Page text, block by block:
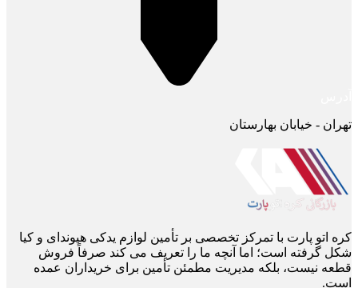
تهران - خیابان بهارستان
کره اتو پارت با تمرکز تخصصی بر تأمین لوازم یدکی هیوندای و کیا
شکل گرفته است؛ اما آنچه ما را تعریف می ‌کند صرفاً فروش
قطعه نیست، بلکه مدیریت مطمئن تأمین برای خریداران عمده
است.